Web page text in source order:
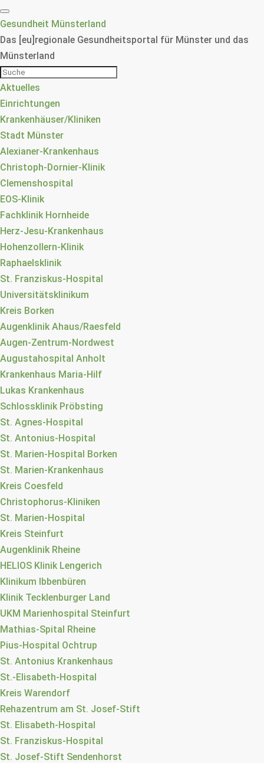
Gesundheit Münsterland
Das [eu]regionale Gesundheitsportal für Münster und das
Münsterland
Aktuelles
Einrichtungen
Krankenhäuser/Kliniken
Stadt Münster
Alexianer-Krankenhaus
Christoph-Dornier-Klinik
Clemenshospital
EOS-Klinik
Fachklinik Hornheide
Herz-Jesu-Krankenhaus
Hohenzollern-Klinik
Raphaelsklinik
St. Franziskus-Hospital
Universitätsklinikum
Kreis Borken
Augenklinik Ahaus/Raesfeld
Augen-Zentrum-Nordwest
Augustahospital Anholt
Krankenhaus Maria-Hilf
Lukas Krankenhaus
Schlossklinik Pröbsting
St. Agnes-Hospital
St. Antonius-Hospital
St. Marien-Hospital Borken
St. Marien-Krankenhaus
Kreis Coesfeld
Christophorus-Kliniken
St. Marien-Hospital
Kreis Steinfurt
Augenklinik Rheine
HELIOS Klinik Lengerich
Klinikum Ibbenbüren
Klinik Tecklenburger Land
UKM Marienhospital Steinfurt
Mathias-Spital Rheine
Pius-Hospital Ochtrup
St. Antonius Krankenhaus
St.-Elisabeth-Hospital
Kreis Warendorf
Rehazentrum am St. Josef-Stift
St. Elisabeth-Hospital
St. Franziskus-Hospital
St. Josef-Stift Sendenhorst